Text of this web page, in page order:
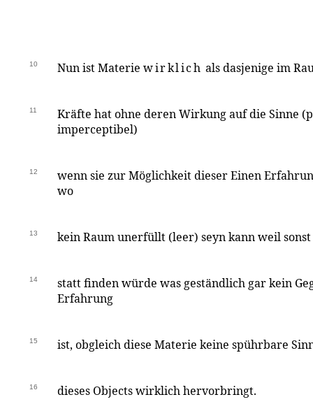
10 Nun ist Materie wirklich als dasjenige im
11
Kräfte hat ohne deren Wirkung auf die Sinne
imperceptibel)
12
wenn sie zur Möglichkeit dieser Einen
wo
13 kein Raum unerfüllt (leer) seyn kann weil
14
statt finden würde was geständlich gar kein
Erfahrung
15 ist, obgleich diese Materie keine spührbare
16 dieses Objects wirklich hervorbringt.